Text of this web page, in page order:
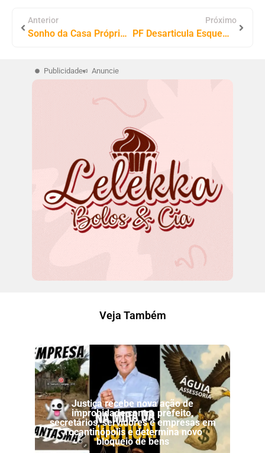
Anterior
Sonho da Casa Própria em Palmas: Senadora Dorinha Seabra e FACOM/TO Assinam Contrato de Construção de 192 Apartamentos
Próximo
PF Desarticula Esquema Criminoso de Fraudes Contra o FGTS no Tocantins
Publicidade Anuncie
Veja Também
Justiça recebe nova ação de
improbidade contra prefeito,
secretários, servidores e empresas em
Tocantinópolis e determina novo
bloqueio de bens